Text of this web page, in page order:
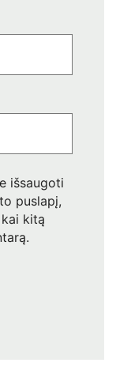
išsaugoti
puslapį,
kitą